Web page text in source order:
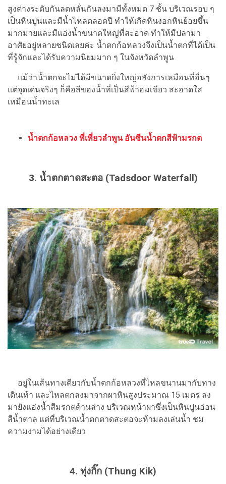
สูงต่างระดับกันลดหลั่นกันลงมามีทั้งหมด 7 ชั้น บริเวณรอบ ๆ
เป็นหินปูนและมีน้ำไหลตลอดปี ทำให้เกิดหินงอกหินย้อยขึ้น
มากมายและมีแอ่งน้ำขนาดใหญ่ที่สะอาด ทำให้มีปลามา
อาศัยอยู่หลายชนิดเลยค่ะ น้ำตกก้อหลวงจึงเป็นน้ำตกที่ได้เป็น
ที่รู้จักและได้รับความนิยมมาก ๆ ในจังหวัดลำพูน
แม้ว่าน้ำตกจะไม่ได้มีขนาดยิ่งใหญ่อลังการเหมือนที่อื่นๆ
แต่จุดเด่นจริงๆ ก็คือสีของน้ำที่เป็นสีฟ้าอมเขียว สะอาดใส
เหมือนน้ำทะเล
น้ำตกก้อหลวง ที่เที่ยวลําพูน อันซีนน้ำตกสีฟ้ามรกต
3. น้ำตกตาดสะตอ (Tadsdoor Waterfall)
อยู่ในเส้นทางเดียวกับน้ำตกก้อหลวงที่ไหลขนานมากับทาง
เดินเท้า และไหลตกลงมาจากผาหินสูงประมาณ 15 เมตร ลง
มายังแอ่งน้ำสีมรกตด้านล่าง บริเวณหน้าผาซึ่งเป็นหินปูนอ่อน
สีน้ำตาล แต่ที่บริเวณน้ำตกตาดสะตอจะห้ามลงเล่นน้ำ ชม
ความงามได้อย่างเดียว
4. ทุ่งกิ๊ก (Thung Kik)